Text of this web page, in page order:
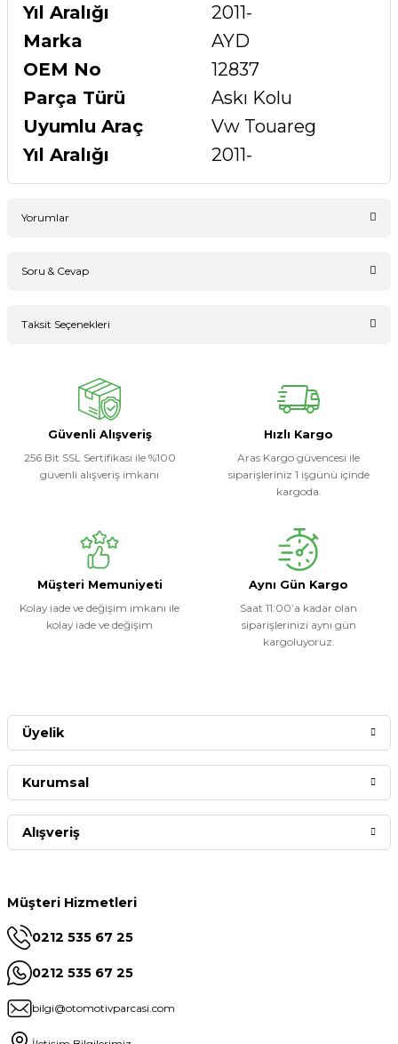
Yıl Aralığı
2011-
Marka
AYD
OEM No
12837
Parça Türü
Askı Kolu
Uyumlu Araç
Vw Touareg
Yıl Aralığı
2011-
Yorumlar
Soru & Cevap
Taksit Seçenekleri
Güvenli Alışveriş
256 Bit SSL Sertifikası ile %100
güvenli alışveriş imkanı
Hızlı Kargo
Aras Kargo güvencesi ile
siparişleriniz 1 işgünü içinde
kargoda.
Müşteri Memuniyeti
Kolay iade ve değişim imkanı ile
kolay iade ve değişim
Aynı Gün Kargo
Saat 11:00’a kadar olan
siparişlerinizi aynı gün
kargoluyoruz.
Müşteri Hizmetleri
0212 535 67 25
0212 535 67 25
bilgi@otomotivparcasi.com
Üyelik
Kurumsal
Alışveriş